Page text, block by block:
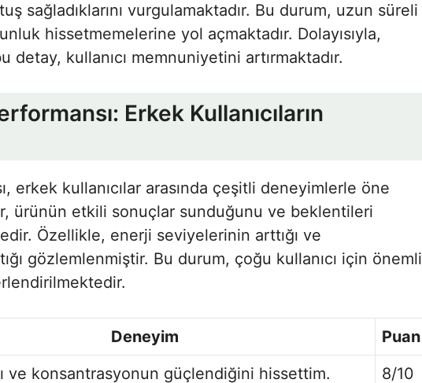
sağladıklarını vurgulamaktadır. Bu durum, uzun süreli
hissetmemelerine yol açmaktadır. Dolayısıyla,
detay, kullanıcı memnuniyetini artırmaktadır.
Erkek Kullanıcıların
erkek kullanıcılar arasında çeşitli deneyimlerle öne
ürünün etkili sonuçlar sunduğunu ve beklentileri
Özellikle, enerji seviyelerinin arttığı ve
gözlemlenmiştir. Bu durum, çoğu kullanıcı için önemli
Deneyim
Puan
ve konsantrasyonun güçlendiğini hissettim.
8/10